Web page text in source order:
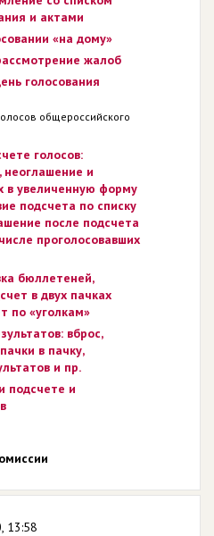
и актами
«на дому»
жалоб
голосования
общероссийского
голосов:
и
в увеличенную форму
подсчета по списку
после подсчета
проголосовавших
бюллетеней,
в двух пачках
по «уголкам»
вброс,
в пачку,
и пр.
подсчете и
13:58